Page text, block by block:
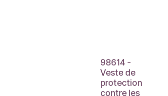
98614 -
Veste de
protection
contre les